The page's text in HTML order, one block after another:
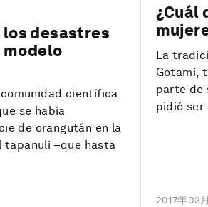
los desastres
modelo
comunidad científica
se había
de orangután en la
tapanuli –que hasta
¿Cuál
La
Gotami,
parte de
pidió ser
2017年03